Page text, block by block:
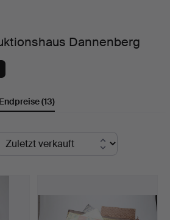
Dannenberg
Endpreise(13)